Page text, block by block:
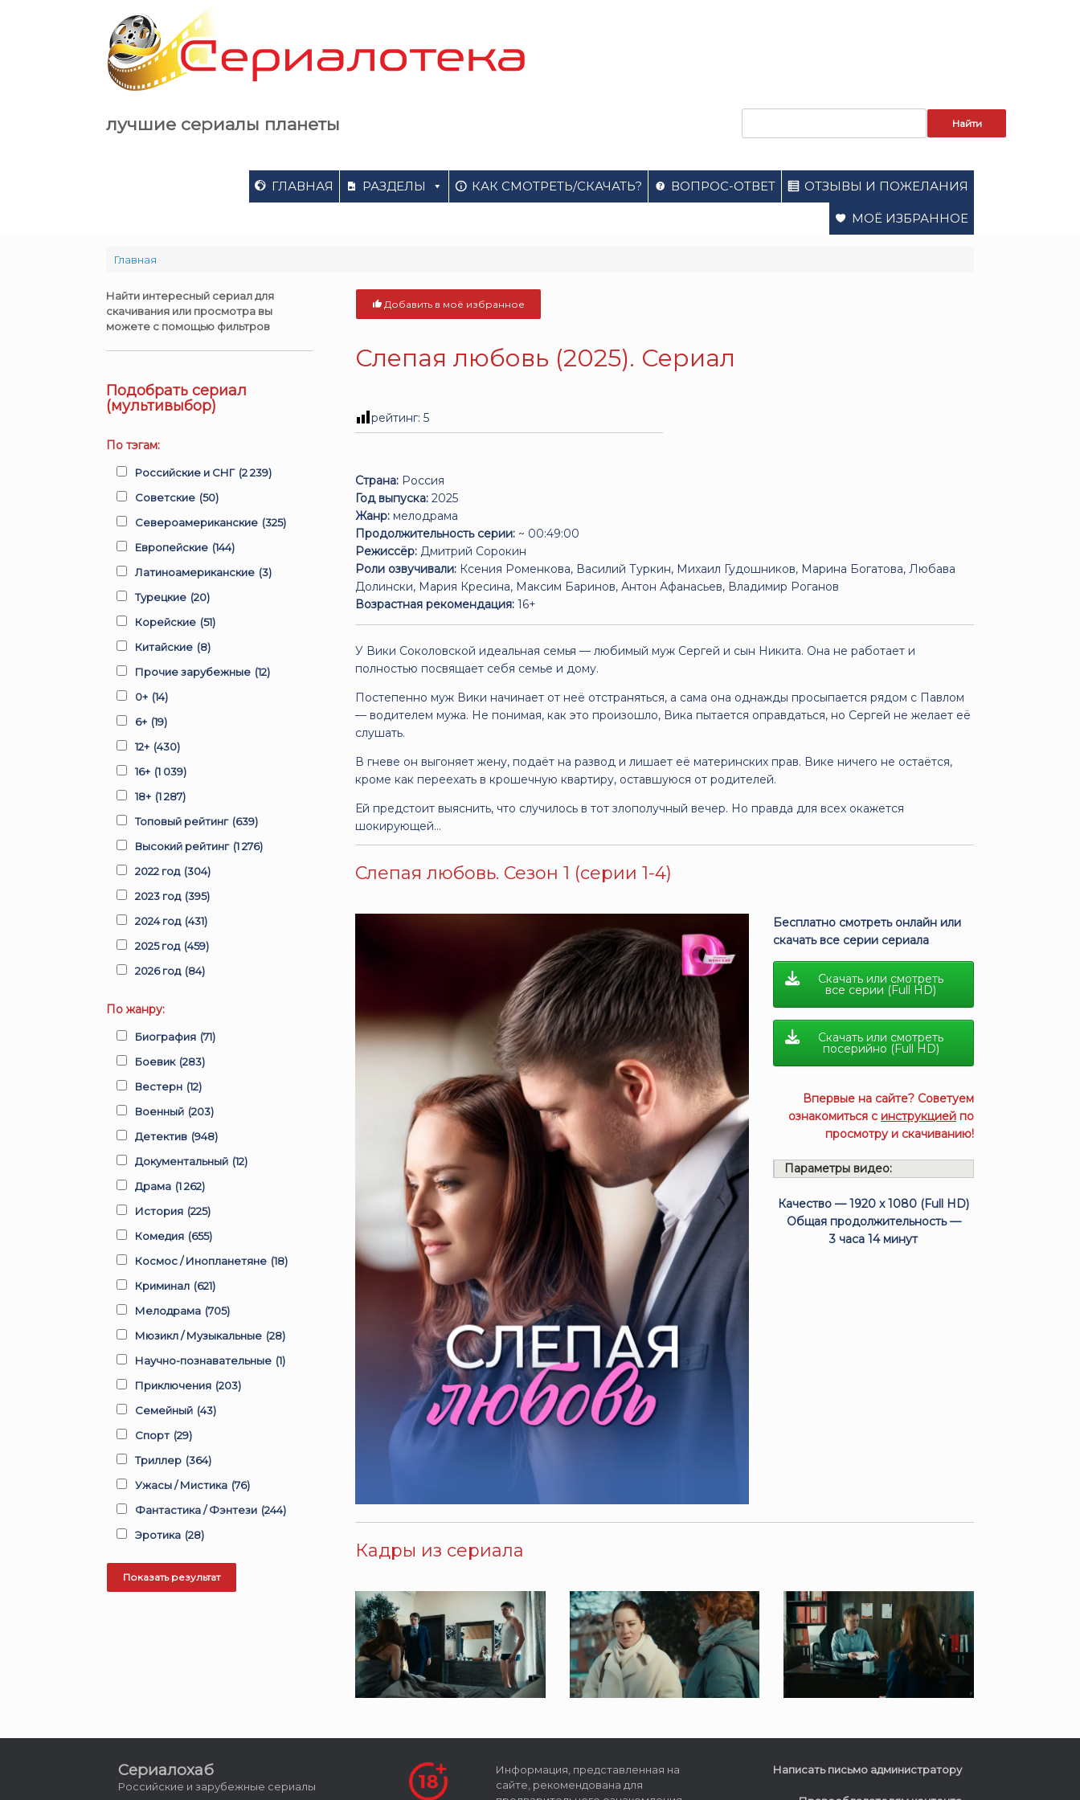
лучшие сериалы планеты
ГЛАВНАЯ РАЗДЕЛЫ КАК СМОТРЕТЬ/СКАЧАТЬ? ВОПРОС-ОТВЕТ ОТЗЫВЫ И ПОЖЕЛАНИЯ
МОЁ ИЗБРАННОЕ
Главная
Добавить в моё избранное
Слепая любовь (2025). Сериал
рейтинг:5
Страна: Россия
Год выпуска: 2025
Жанр: мелодрама
Продолжительность серии: ~ 00:49:00
Режиссёр: Дмитрий Сорокин
Роли озвучивали: Ксения Роменкова, Василий Туркин, Михаил Гудошников, Марина Богатова, Любава
Долински, Мария Кресина, Максим Баринов, Антон Афанасьев, Владимир Роганов
Возрастная рекомендация: 16+
У Вики Соколовской идеальная семья — любимый муж Сергей и сын Никита. Она не работает и
полностью посвящает себя семье и дому.
Постепенно муж Вики начинает от неё отстраняться, а сама она однажды просыпается рядом с Павлом
— водителем мужа. Не понимая, как это произошло, Вика пытается оправдаться, но Сергей не желает её
слушать.
В гневе он выгоняет жену, подаёт на развод и лишает её материнских прав. Вике ничего не остаётся,
кроме как переехать в крошечную квартиру, оставшуюся от родителей.
Ей предстоит выяснить, что случилось в тот злополучный вечер. Но правда для всех окажется
шокирующей…
Слепая любовь. Сезон 1 (серии 1-4)
Бесплатно смотреть онлайн или
скачать все серии сериала
Скачать или смотреть
все серии (Full HD)
Скачать или смотреть
посерийно (Full HD)
Впервые на сайте? Советуем
ознакомиться с инструкцией по
просмотру и скачиванию!
Параметры видео:
Качество — 1920 x 1080 (Full HD)
Общая продолжительность —
3 часа 14 минут
Кадры из сериала
Найти интересный сериал для
скачивания или просмотра вы
можете с помощью фильтров
Подобрать сериал
(мультивыбор)
По тэгам:
Российские и СНГ (2 239)
Советские (50)
Североамериканские (325)
Европейские (144)
Латиноамериканские (3)
Турецкие (20)
Корейские (51)
Китайские (8)
Прочие зарубежные (12)
0+ (14)
6+ (19)
12+ (430)
16+ (1 039)
18+ (1 287)
Топовый рейтинг (639)
Высокий рейтинг (1 276)
2022 год (304)
2023 год (395)
2024 год (431)
2025 год (459)
2026 год (84)
По жанру:
Биография (71)
Боевик (283)
Вестерн (12)
Военный (203)
Детектив (948)
Документальный (12)
Драма (1 262)
История (225)
Комедия (655)
Космос / Инопланетяне (18)
Криминал (621)
Мелодрама (705)
Мюзикл / Музыкальные (28)
Научно-познавательные (1)
Приключения (203)
Семейный (43)
Спорт (29)
Триллер (364)
Ужасы / Мистика (76)
Фантастика / Фэнтези (244)
Эротика (28)
Сериалохаб
Российские и зарубежные сериалы
Информация, представленная на
сайте, рекомендована для
Написать письмо администратору